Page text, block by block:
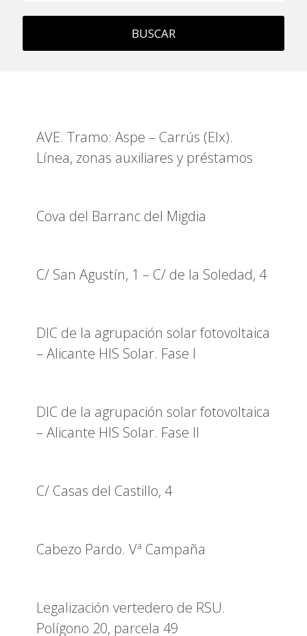
BUSCAR
AVE. Tramo: Aspe – Carrús (Elx).
Línea, zonas auxiliares y préstamos
Cova del Barranc del Migdia
C/ San Agustín, 1 – C/ de la Soledad, 4
DIC de la agrupación solar fotovoltaica
– Alicante HIS Solar. Fase I
DIC de la agrupación solar fotovoltaica
– Alicante HIS Solar. Fase II
C/ Casas del Castillo, 4
Cabezo Pardo. Vª Campaña
Legalización vertedero de RSU.
Polígono 20, parcela 49